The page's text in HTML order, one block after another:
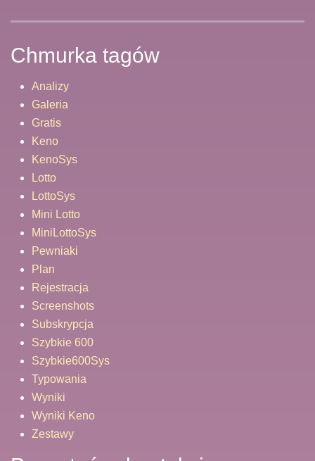
Chmurka tagów
Analizy
Galeria
Gratis
Keno
KenoSys
Lotto
LottoSys
Mini Lotto
MiniLottoSys
Pewniaki
Plan
Rejestracja
Screenshots
Subskrypcja
Szybkie 600
Szybkie600Sys
Typowania
Wyniki
Wyniki Keno
Zestawy